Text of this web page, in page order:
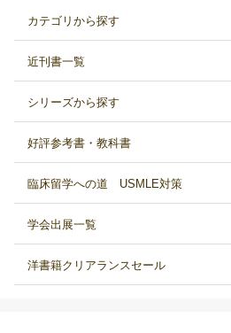
カテゴリから探す
近刊書一覧
シリーズから探す
好評参考書・教科書
臨床留学への道 USMLE対策
学会出展一覧
洋書籍クリアランスセール